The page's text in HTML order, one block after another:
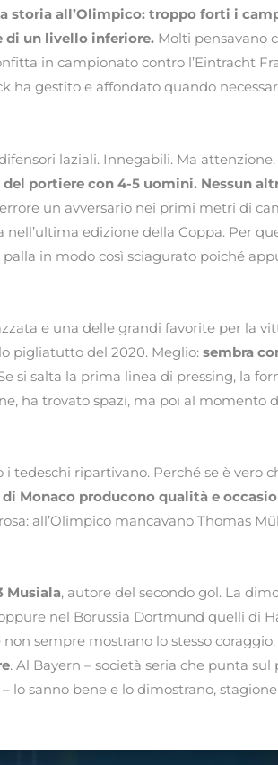
storia all’Olimpico: troppo forti i
di un livello inferiore. Molti pensavano
in campionato contro l’Eintracht
ha gestito e affondato quando
laziali. Innegabili. Ma attenzione.
portiere con 4-5 uomini. Nessun
un avversario nei primi metri di
edizione della Coppa. Per
in modo così sciagurato poiché
e una delle grandi favorite per la
pigliatutto del 2020. Meglio: sembra
si salta la prima linea di pressing, la
ha trovato spazi, ma poi al momento
tedeschi ripartivano. Perché se è vero
Monaco producono qualità e
all’Olimpico mancavano Thomas
Musiala, autore del secondo gol. La
nel Borussia Dortmund quelli di
sempre mostrano lo stesso coraggio.
. Al Bayern – società seria che punta
lo sanno bene e lo dimostrano,